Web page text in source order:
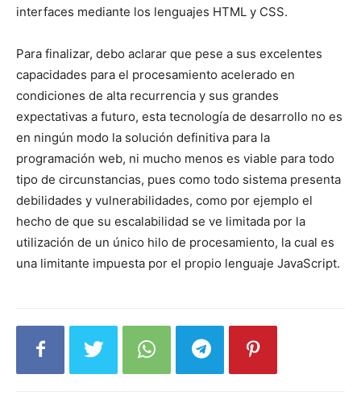
interfaces mediante los lenguajes HTML y CSS.
Para finalizar, debo aclarar que pese a sus excelentes
capacidades para el procesamiento acelerado en
condiciones de alta recurrencia y sus grandes
expectativas a futuro, esta tecnología de desarrollo no es
en ningún modo la solución definitiva para la
programación web, ni mucho menos es viable para todo
tipo de circunstancias, pues como todo sistema presenta
debilidades y vulnerabilidades, como por ejemplo el
hecho de que su escalabilidad se ve limitada por la
utilización de un único hilo de procesamiento, la cual es
una limitante impuesta por el propio lenguaje JavaScript.